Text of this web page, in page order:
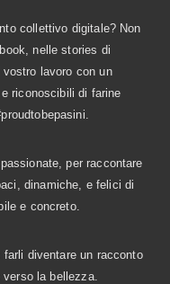
collettivo digitale? Non
nelle stories di
lavoro con un
riconoscibili di farine
per raccontare
dinamiche, e felici di
e concreto.
diventare un racconto
la bellezza.